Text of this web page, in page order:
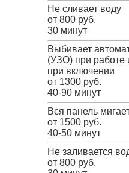
Не сливает воду
от 800 руб.
30 минут
Выбивает
(УЗО) при работе
при включении
от 1300 руб.
40-90 минут
Вся панель
от 1500 руб.
40-50 минут
Не заливается
от 800 руб.